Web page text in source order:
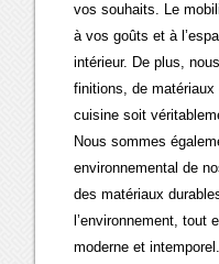
vos souhaits. Le
à vos goûts et à
intérieur. De plus,
finitions, de
cuisine soit
Nous sommes
environnemental de
des matériaux
l’environnement, tout
moderne et